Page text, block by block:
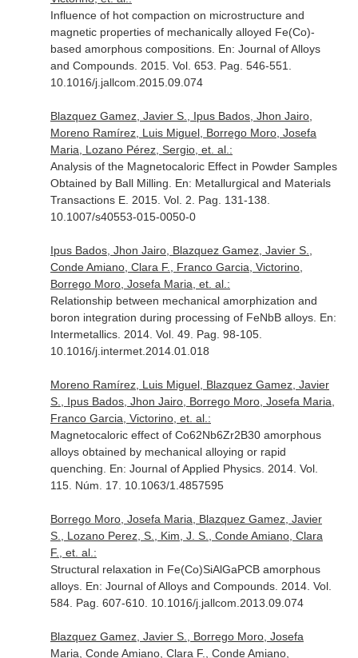
Influence of hot compaction on microstructure and
magnetic properties of mechanically alloyed Fe(Co)-
based amorphous compositions. En: Journal of Alloys
and Compounds. 2015. Vol. 653. Pag. 546-551.
10.1016/j.jallcom.2015.09.074
Blazquez Gamez, Javier S., Ipus Bados, Jhon Jairo,
Moreno Ramírez, Luis Miguel, Borrego Moro, Josefa
Maria, Lozano Pérez, Sergio, et. al.:
Analysis of the Magnetocaloric Effect in Powder Samples
Obtained by Ball Milling. En: Metallurgical and Materials
Transactions E. 2015. Vol. 2. Pag. 131-138.
10.1007/s40553-015-0050-0
Ipus Bados, Jhon Jairo, Blazquez Gamez, Javier S.,
Conde Amiano, Clara F., Franco Garcia, Victorino,
Borrego Moro, Josefa Maria, et. al.:
Relationship between mechanical amorphization and
boron integration during processing of FeNbB alloys. En:
Intermetallics. 2014. Vol. 49. Pag. 98-105.
10.1016/j.intermet.2014.01.018
Moreno Ramírez, Luis Miguel, Blazquez Gamez, Javier
S., Ipus Bados, Jhon Jairo, Borrego Moro, Josefa Maria,
Franco Garcia, Victorino, et. al.:
Magnetocaloric effect of Co62Nb6Zr2B30 amorphous
alloys obtained by mechanical alloying or rapid
quenching. En: Journal of Applied Physics. 2014. Vol.
115. Núm. 17. 10.1063/1.4857595
Borrego Moro, Josefa Maria, Blazquez Gamez, Javier
S., Lozano Perez, S., Kim, J. S., Conde Amiano, Clara
F., et. al.:
Structural relaxation in Fe(Co)SiAlGaPCB amorphous
alloys. En: Journal of Alloys and Compounds. 2014. Vol.
584. Pag. 607-610. 10.1016/j.jallcom.2013.09.074
Blazquez Gamez, Javier S., Borrego Moro, Josefa
Maria, Conde Amiano, Clara F., Conde Amiano,